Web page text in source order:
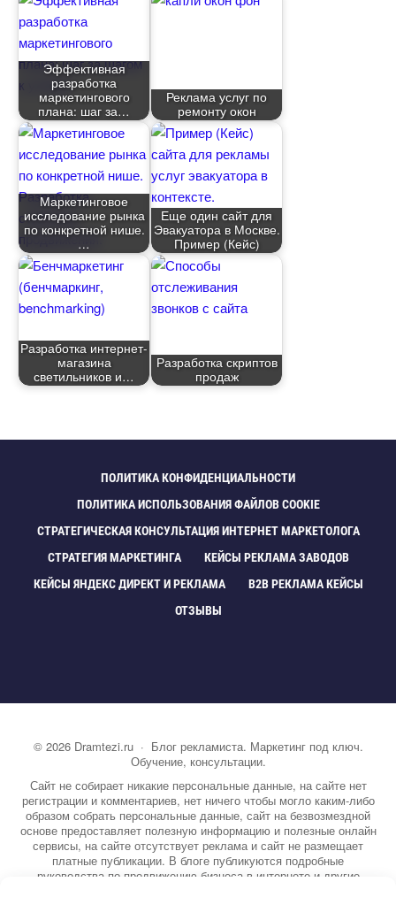
Эффективная
разработка
маркетингового
плана: шаг за
Реклама услуг по
ремонту окон
Маркетинговое
исследование рынка
по конкретной нише.
Еще один сайт для
Эвакуатора в Москве.
Пример (Кейс)
Разработка интернет-
магазина
светильников и
Разработка скрипто
продаж
ПОЛИТИКА КОНФИДЕНЦИАЛЬНОСТИ
ПОЛИТИКА ИСПОЛЬЗОВАНИЯ ФАЙЛОВ COOKIE
СТРАТЕГИЧЕСКАЯ КОНСУЛЬТАЦИЯ ИНТЕРНЕТ МАРКЕТОЛОГА
СТРАТЕГИЯ МАРКЕТИНГА
КЕЙСЫ РЕКЛАМА ЗАВОДО
КЕЙСЫ ЯНДЕКС ДИРЕКТ И РЕКЛАМА
B2B РЕКЛАМА КЕЙСЫ
ОТЗЫВЫ
© 2026 Dramtezi.ru· Блог рекламиста. Маркетинг под ключ.
Обучение, консультации.
Сайт не собирает никакие персональные данные, на сайте нет
регистрации и комментариев, нет ничего чтобы могло каким-либо
образом собрать персональные данные, сайт на безвозмездной
основе предоставляет полезную информацию и полезные онлайн
сервисы, на сайте отсутствует реклама и сайт не размещает
платные публикации. В блоге публикуются подробные
руководства по продвижению бизнеса в интернете и другие